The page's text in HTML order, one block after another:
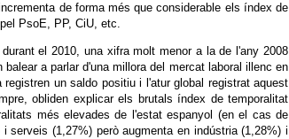
de forma més que considerable els índex de
PsoE, PP, CiU, etc.
el 2010, una xifra molt menor a la de l'any 2008
a parlar d'una millora del mercat laboral illenc en
un saldo positiu i l'atur global registrat aquest
obliden explicar els brutals índex de temporalitat
més elevades de l'estat espanyol (en el cas de
serveis (1,27%) però augmenta en indústria (1,28%) i